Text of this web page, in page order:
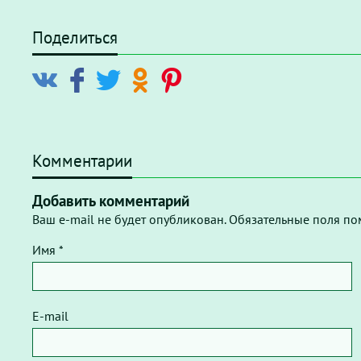
Поделиться
Комментарии
Добавить комментарий
Ваш e-mail не будет опубликован. Обязательные поля
Имя *
E-mail